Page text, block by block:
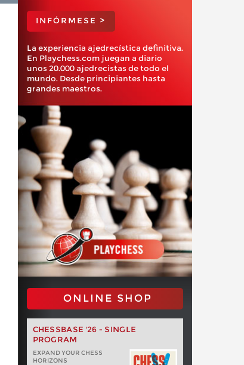
INFÓRMESE >
La experiencia ajedrecística definitiva.
En Playchess.com juegan a diario
unos 20.000 ajedrecistas de todo el
mundo. Desde principiantes hasta
grandes maestros.
ONLINE SHOP
CHESSBASE '26 - SINGLE
PROGRAM
EXPAND YOUR CHESS
HORIZONS